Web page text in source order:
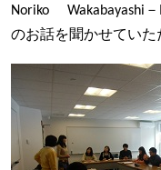
Noriko Wakabayashi －
のお話を聞かせていた